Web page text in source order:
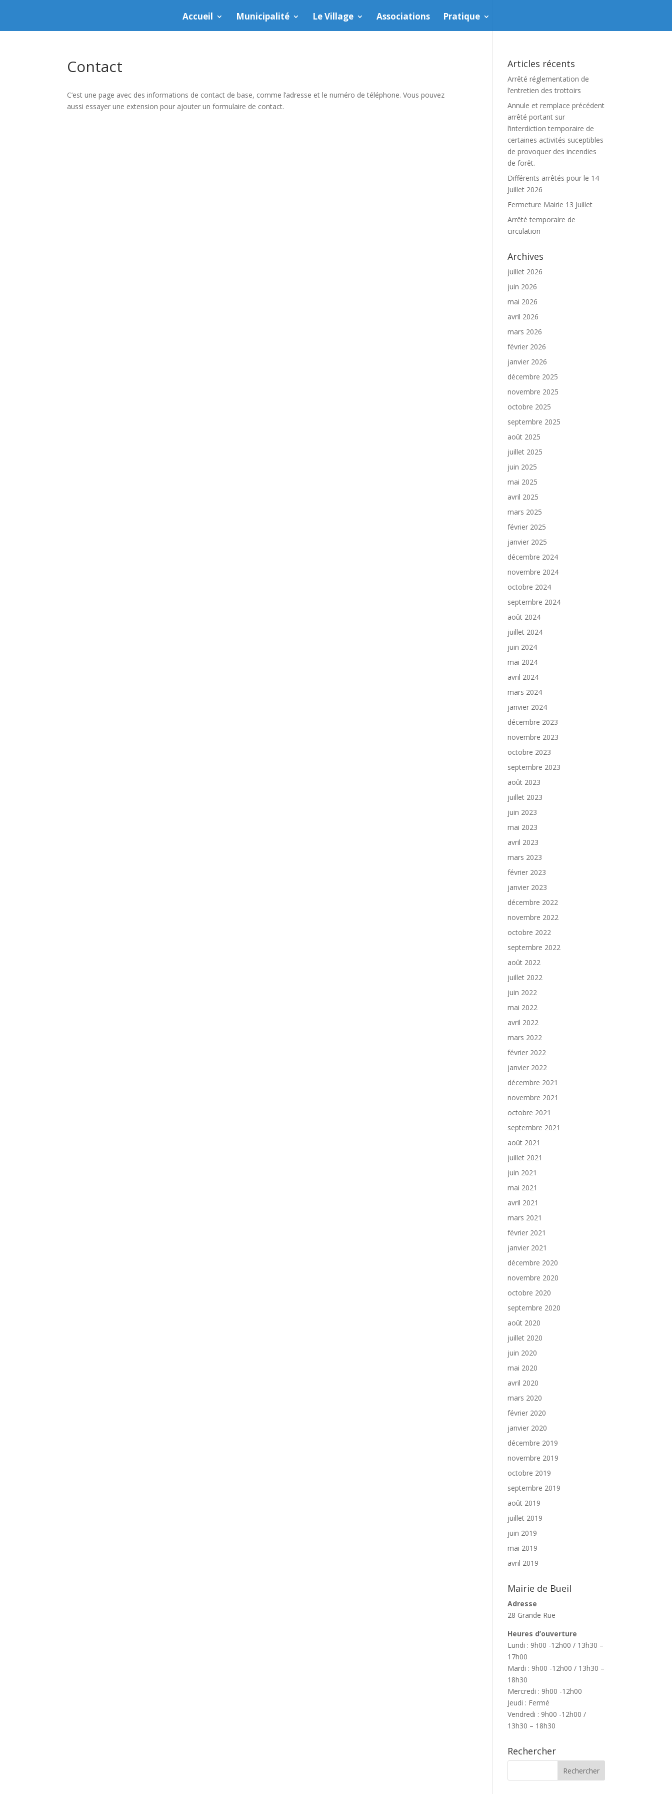
Accueil Municipalité Le Village Associations Pratique
Contact
C’est une page avec des informations de contact de base, comme l’adresse et le numéro de téléphone. Vous pouvez
aussi essayer une extension pour ajouter un formulaire de contact.
Articles récents
Arrêté réglementation de
l’entretien des trottoirs
Annule et remplace précédent
arrêté portant sur
l’interdiction temporaire de
certaines activités suceptibles
de provoquer des incendies
de forêt.
Différents arrêtés pour le 14
Juillet 2026
Fermeture Mairie 13 Juillet
Arrêté temporaire de
circulation
Archives
juillet 2026
juin 2026
mai 2026
avril 2026
mars 2026
février 2026
janvier 2026
décembre 2025
novembre 2025
octobre 2025
septembre 2025
août 2025
juillet 2025
juin 2025
mai 2025
avril 2025
mars 2025
février 2025
janvier 2025
décembre 2024
novembre 2024
octobre 2024
septembre 2024
août 2024
juillet 2024
juin 2024
mai 2024
avril 2024
mars 2024
janvier 2024
décembre 2023
novembre 2023
octobre 2023
septembre 2023
août 2023
juillet 2023
juin 2023
mai 2023
avril 2023
mars 2023
février 2023
janvier 2023
décembre 2022
novembre 2022
octobre 2022
septembre 2022
août 2022
juillet 2022
juin 2022
mai 2022
avril 2022
mars 2022
février 2022
janvier 2022
décembre 2021
novembre 2021
octobre 2021
septembre 2021
août 2021
juillet 2021
juin 2021
mai 2021
avril 2021
mars 2021
février 2021
janvier 2021
décembre 2020
novembre 2020
octobre 2020
septembre 2020
août 2020
juillet 2020
juin 2020
mai 2020
avril 2020
mars 2020
février 2020
janvier 2020
décembre 2019
novembre 2019
octobre 2019
septembre 2019
août 2019
juillet 2019
juin 2019
mai 2019
avril 2019
Mairie de Bueil
Adresse
28 Grande Rue
Heures d’ouverture
Lundi : 9h00 -12h00 / 13h30 –
17h00
Mardi : 9h00 -12h00 / 13h30 –
18h30
Mercredi : 9h00 -12h00
Jeudi : Fermé
Vendredi : 9h00 -12h00 /
13h30 – 18h30
Rechercher